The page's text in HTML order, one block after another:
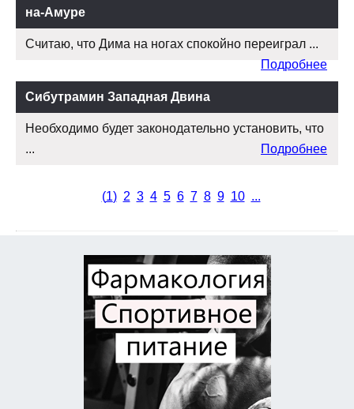
на-Амуре
Считаю, что Дима на ногах спокойно переиграл ...
Подробнее
Сибутрамин Западная Двина
Необходимо будет законодательно установить, что
...
Подробнее
(1) 2 3 4 5 6 7 8 9 10 ...